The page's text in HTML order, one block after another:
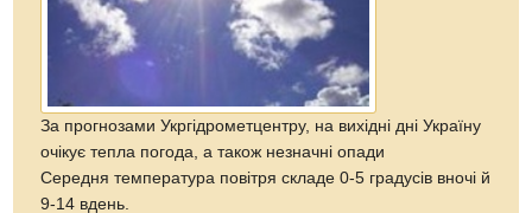
За прогнозами Укргідрометцентру, на вихідні дні Україну
очікує тепла погода, а також незначні опади
Середня температура повітря складе 0-5 градусів вночі й
9-14 вдень.